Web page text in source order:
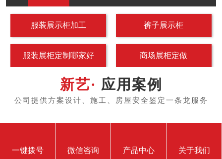
服装展示柜加工 裤子展示柜
服装展柜定制哪家好 商场展柜定做
应用案例
一键拨号 微信咨询 产品中心 关于我们